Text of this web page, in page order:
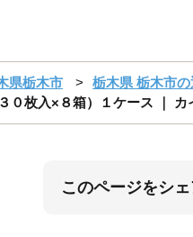
県栃木市
栃木県 栃木市
０枚入×８箱）１ケース ｜
このページをシ